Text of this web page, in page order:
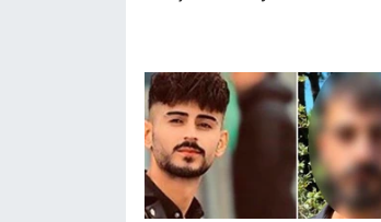
Yerel Yaşam
Canlı Yayın